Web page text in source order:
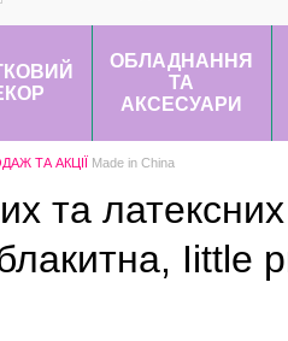
ОБЛАДНАННЯ
ТА
АКСЕСУАРИ
ТА АКЦІЇ Made in China
та
Iittle